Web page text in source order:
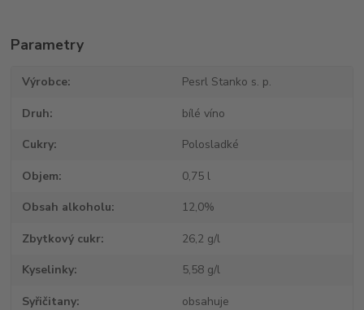
Parametry
Výrobce Pesrl Stanko s. p.
Druh bílé víno
Cukry Polosladké
Objem 0,75 l
Obsah alkoholu 12,0%
Zbytkový cukr 26,2 g/l
Kyselinky 5,58 g/l
Syřičitany obsahuje